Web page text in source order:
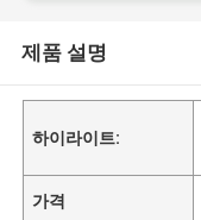
제품 설명
하이라이트:
가격